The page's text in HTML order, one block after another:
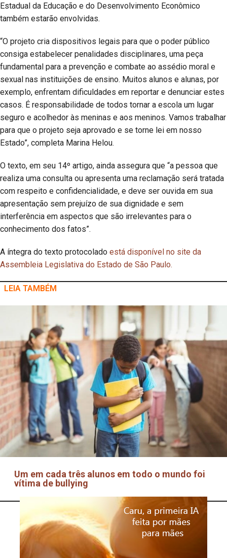
Estadual da Educação e do Desenvolvimento Econômico
também estarão envolvidas.
“O projeto cria dispositivos legais para que o poder público
consiga estabelecer penalidades disciplinares, uma peça
fundamental para a prevenção e combate ao assédio moral e
sexual nas instituições de ensino. Muitos alunos e alunas, por
exemplo, enfrentam dificuldades em reportar e denunciar estes
casos. É responsabilidade de todos tornar a escola um lugar
seguro e acolhedor às meninas e aos meninos. Vamos trabalhar
para que o projeto seja aprovado e se torne lei em nosso
Estado”, completa Marina Helou.
O texto, em seu 14º artigo, ainda assegura que “a pessoa que
realiza uma consulta ou apresenta uma reclamação será tratada
com respeito e confidencialidade, e deve ser ouvida em sua
apresentação sem prejuízo de sua dignidade e sem
interferência em aspectos que são irrelevantes para o
conhecimento dos fatos”.
A íntegra do texto protocolado está disponível no site da
Assembleia Legislativa do Estado de São Paulo.
LEIA TAMBÉM
Um em cada três alunos em todo o mundo foi
vítima de bullying